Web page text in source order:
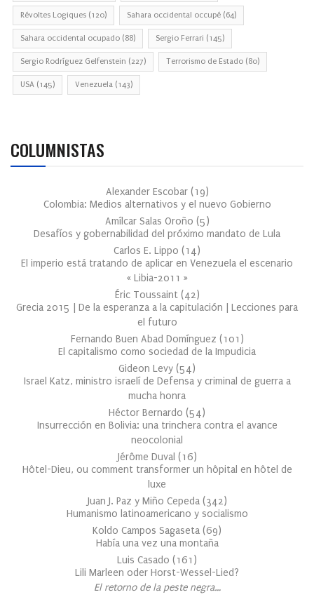
Révoltes Logiques (120) Sahara occidental occupé (64)
Sahara occidental ocupado (88) Sergio Ferrari (145)
Sergio Rodríguez Gelfenstein (227) Terrorismo de Estado (80)
USA (145) Venezuela (143)
COLUMNISTAS
Alexander Escobar (19)
Colombia: Medios alternativos y el nuevo Gobierno
Amílcar Salas Oroño (5)
Desafíos y gobernabilidad del próximo mandato de Lula
Carlos E. Lippo (14)
El imperio está tratando de aplicar en Venezuela el escenario
« Libia-2011 »
Éric Toussaint (42)
Grecia 2015 | De la esperanza a la capitulación | Lecciones para
el futuro
Fernando Buen Abad Domínguez (101 )
El capitalismo como sociedad de la Impudicia
Gideon Levy (54)
Israel Katz, ministro israelí de Defensa y criminal de guerra a
mucha honra
Héctor Bernardo (54)
Insurrección en Bolivia: una trinchera contra el avance
neocolonial
Jérôme Duval (16)
Hôtel-Dieu, ou comment transformer un hôpital en hôtel de
luxe
Juan J. Paz y Miño Cepeda (342)
Humanismo latinoamericano y socialismo
Koldo Campos Sagaseta (69)
Había una vez una montaña
Luis Casado (161 )
Lili Marleen oder Horst-Wessel-Lied?
El retorno de la peste negra…